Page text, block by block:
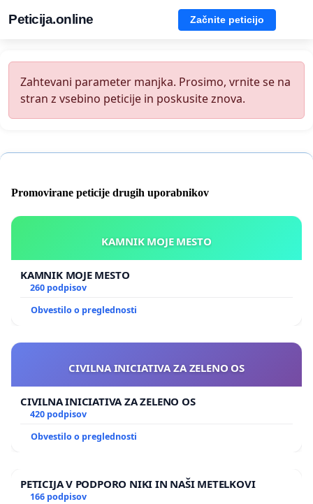
Peticija.online Začnite peticijo
Zahtevani parameter manjka. Prosimo, vrnite se na
stran z vsebino peticije in poskusite znova.
Promovirane peticije drugih uporabnikov
KAMNIK MOJE MESTO
KAMNIK MOJE MESTO
260 podpisov
Obvestilo o preglednosti
CIVILNA INICIATIVA ZA ZELENO OS
CIVILNA INICIATIVA ZA ZELENO OS
420 podpisov
Obvestilo o preglednosti
PETICIJA V PODPORO NIKI IN NAŠI METELKOVI
166 podpisov